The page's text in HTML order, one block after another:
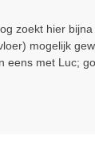
zoekt hier
mogelijk
met Luc;